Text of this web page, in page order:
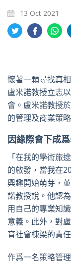
13 Oct 2021
分
享
特
享
書
享
懷著一顆尋找真
盧米諾教授立志
會。盧米諾教授
的管理及商業策
因緣際會下成
「在我的學術旅
的啟發，當我在
興趣開始萌芽，
諾教授說。他認
用自己的專業知
意義。此外，對
育社會棟梁的責
作爲一名策略管